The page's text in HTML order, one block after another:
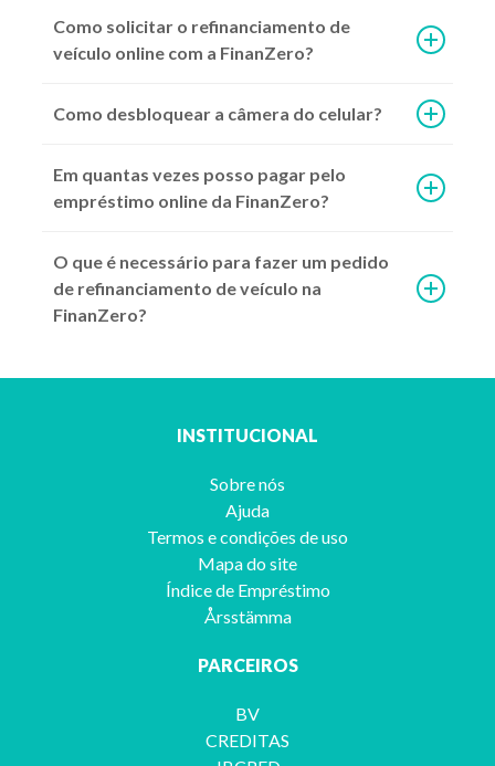
Como solicitar o refinanciamento de
veículo online com a FinanZero?
Como desbloquear a câmera do celular?
Em quantas vezes posso pagar pelo
empréstimo online da FinanZero?
O que é necessário para fazer um pedido
de refinanciamento de veículo na
FinanZero?
INSTITUCIONAL
Sobre nós
Ajuda
Termos e condições de uso
Mapa do site
Índice de Empréstimo
Årsstämma
PARCEIROS
BV
CREDITAS